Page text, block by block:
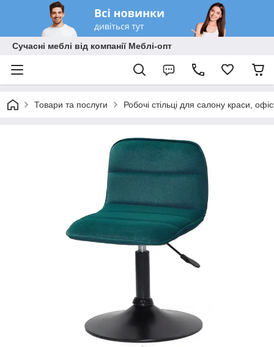
Сучасні меблі від компанії Меблі-опт
Товари та послуги Робочі стільці для салону краси,